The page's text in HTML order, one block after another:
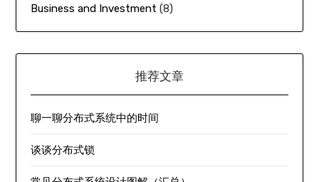
Business and Investment (8)
推荐文章
聊一聊分布式系统中的时间
谈谈分布式锁